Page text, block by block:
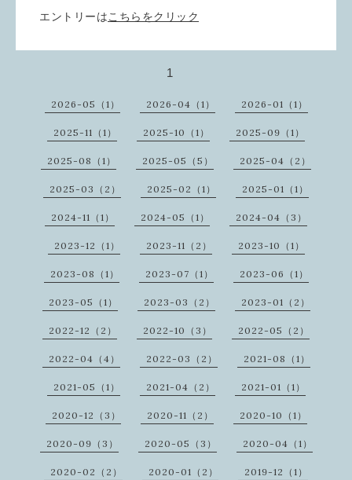
エントリーはこちらをクリック
1
2026-05（1） 2026-04（1） 2026-01（1）
2025-11（1） 2025-10（1） 2025-09（1）
2025-08（1） 2025-05（5） 2025-04（2）
2025-03（2） 2025-02（1） 2025-01（1）
2024-11（1） 2024-05（1） 2024-04（3）
2023-12（1） 2023-11（2） 2023-10（1）
2023-08（1） 2023-07（1） 2023-06（1）
2023-05（1） 2023-03（2） 2023-01（2）
2022-12（2） 2022-10（3） 2022-05（2）
2022-04（4） 2022-03（2） 2021-08（1）
2021-05（1） 2021-04（2） 2021-01（1）
2020-12（3） 2020-11（2） 2020-10（1）
2020-09（3） 2020-05（3） 2020-04（1）
2020-02（2） 2020-01（2） 2019-12（1）